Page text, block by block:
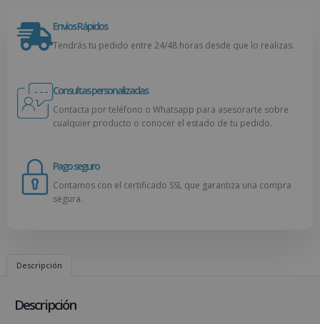
Envíos Rápidos
Tendrás tu pedido entre 24/48 horas desde que lo realizas.
Consultas personalizadas
Contacta por teléfono o Whatsapp para asesorarte sobre
cualquier producto o conocer el estado de tu pedido.
Pago seguro
Contamos con el certificado SSL que garantiza una compra
segura.
Descripción
Descripción